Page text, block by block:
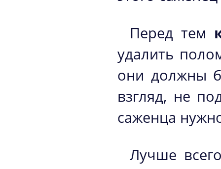
Перед тем
удалить
они должны
взгляд, не
саженца
Лучше